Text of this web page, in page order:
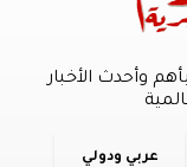
وأحدث الأخبار
عربي ودولي